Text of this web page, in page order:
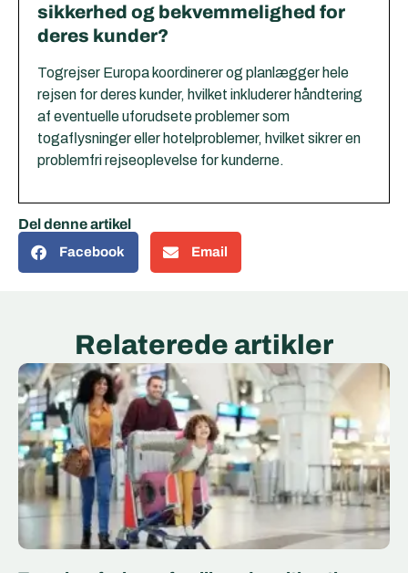
sikkerhed og bekvemmelighed for
deres kunder?
Togrejser Europa koordinerer og planlægger hele
rejsen for deres kunder, hvilket inkluderer håndtering
af eventuelle uforudsete problemer som
togaflysninger eller hotelproblemer, hvilket sikrer en
problemfri rejseoplevelse for kunderne.
Del denne artikel
Facebook Email
Relaterede artikler